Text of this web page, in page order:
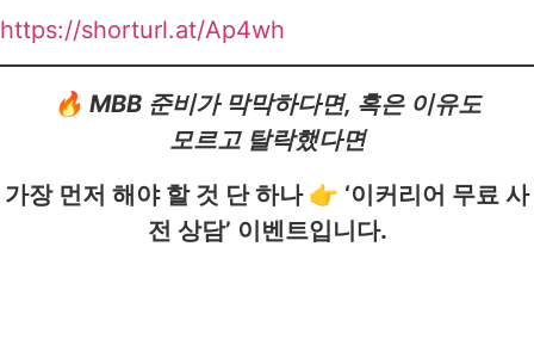
https://shorturl.at/Ap4wh
🔥 MBB 준비가 막막하다면, 혹은 이유도
모르고 탈락했다면
가장 먼저 해야 할 것 단 하나 👉 ‘이커리어 무료 사
전 상담’ 이벤트입니다.